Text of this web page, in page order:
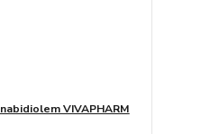
VIVAPHARM